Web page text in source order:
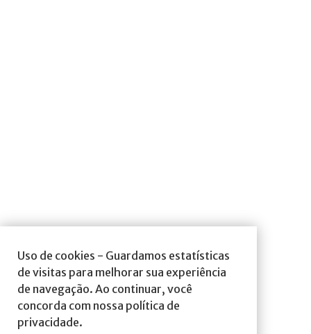
Uso de cookies - Guardamos estatísticas
de visitas para melhorar sua experiência
de navegação. Ao continuar, você
concorda com nossa política de
privacidade.